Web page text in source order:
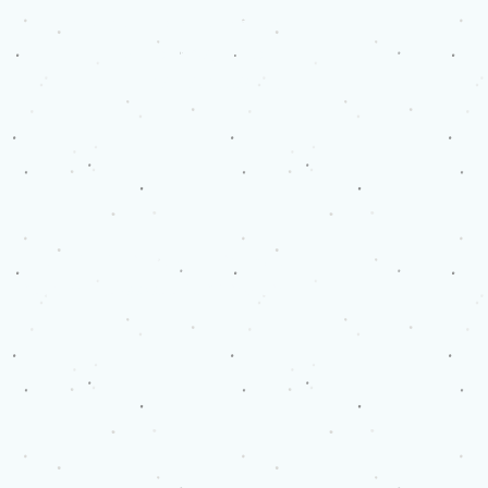
אטי תירוש - אימון השתקפותי
etitirosh@gmail.com